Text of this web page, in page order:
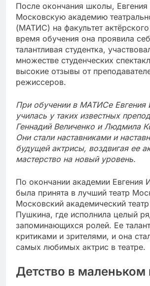
После окончания школы, Евгения
Московскую академию
(МАТИС) на факультет
время обучения она проявила
талантливая студентка,
множестве студенческих
высокие отзывы от
режиссеров.
При обучении в МАТИСе Евгения
училась у таких известных
Геннадий Величенко и Людмила
Они стали наставниками и
будущей актрисы, воздвигая ее
мастерство на новый уровень.
По окончании академии Евгения
была принята в лучший театр
Московский академический
Пушкина, где исполнила целый
запоминающихся ролей. Ее
критиками и зрителями, и она
самых любимых актрис в театре.
Детство в маленьком